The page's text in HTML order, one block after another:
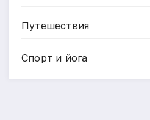
Путешествия
Спорт и йога